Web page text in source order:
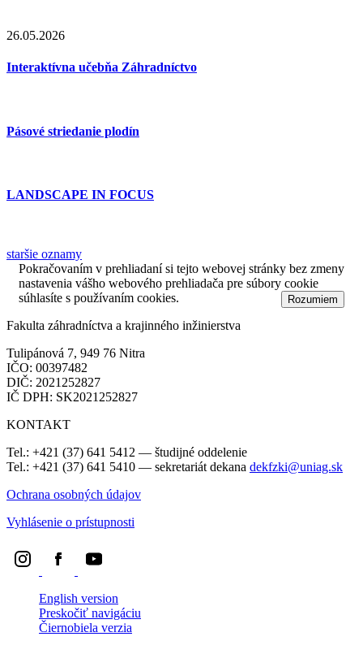
26.05.2026
Interaktívna učebňa Záhradníctvo
Pásové striedanie plodín
LANDSCAPE IN FOCUS
staršie oznamy
Pokračovaním v prehliadaní si tejto webovej stránky bez zmeny
nastavenia vášho webového prehliadača pre súbory cookie
súhlasíte s používaním cookies.
Rozumiem
Fakulta záhradníctva a krajinného inžinierstva
Tulipánová 7, 949 76 Nitra
IČO: 00397482
DIČ: 2021252827
IČ DPH: SK2021252827
KONTAKT
Tel.: +421 (37) 641 5412 — študijné oddelenie
Tel.: +421 (37) 641 5410 — sekretariát dekana dekfzki@uniag.sk
Ochrana osobných údajov
Vyhlásenie o prístupnosti
English version
Preskočiť navigáciu
Čiernobiela verzia